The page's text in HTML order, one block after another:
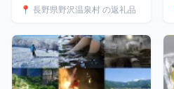
定士監修 もちもち 長野県
📍 長野県野沢温泉村 の返礼品